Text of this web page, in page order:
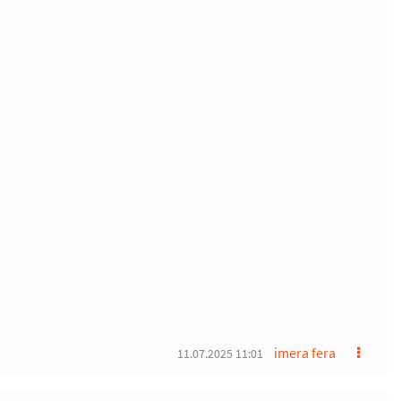
imera fera
11.07.2025 11:01